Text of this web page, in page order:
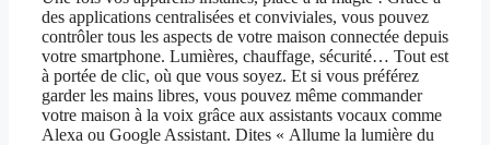
des applications centralisées et conviviales, vous pouvez
contrôler tous les aspects de votre maison connectée depuis
votre smartphone. Lumières, chauffage, sécurité… Tout est
à portée de clic, où que vous soyez. Et si vous préférez
garder les mains libres, vous pouvez même commander
votre maison à la voix grâce aux assistants vocaux comme
Alexa ou Google Assistant. Dites « Allume la lumière du